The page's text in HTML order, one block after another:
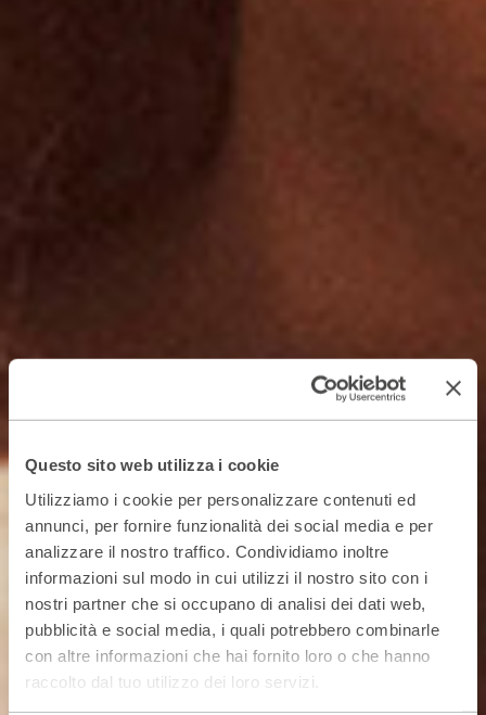
Questo sito web utilizza i cookie
Utilizziamo i cookie per personalizzare contenuti ed
annunci, per fornire funzionalità dei social media e per
analizzare il nostro traffico. Condividiamo inoltre
informazioni sul modo in cui utilizzi il nostro sito con i
nostri partner che si occupano di analisi dei dati web,
pubblicità e social media, i quali potrebbero combinarle
con altre informazioni che hai fornito loro o che hanno
raccolto dal tuo utilizzo dei loro servizi.